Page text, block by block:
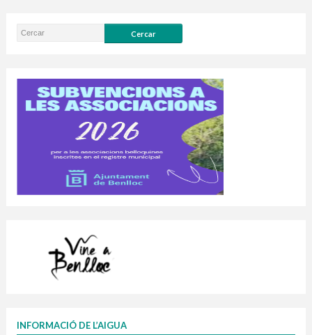
INFORMACIÓ DE L’AIGUA